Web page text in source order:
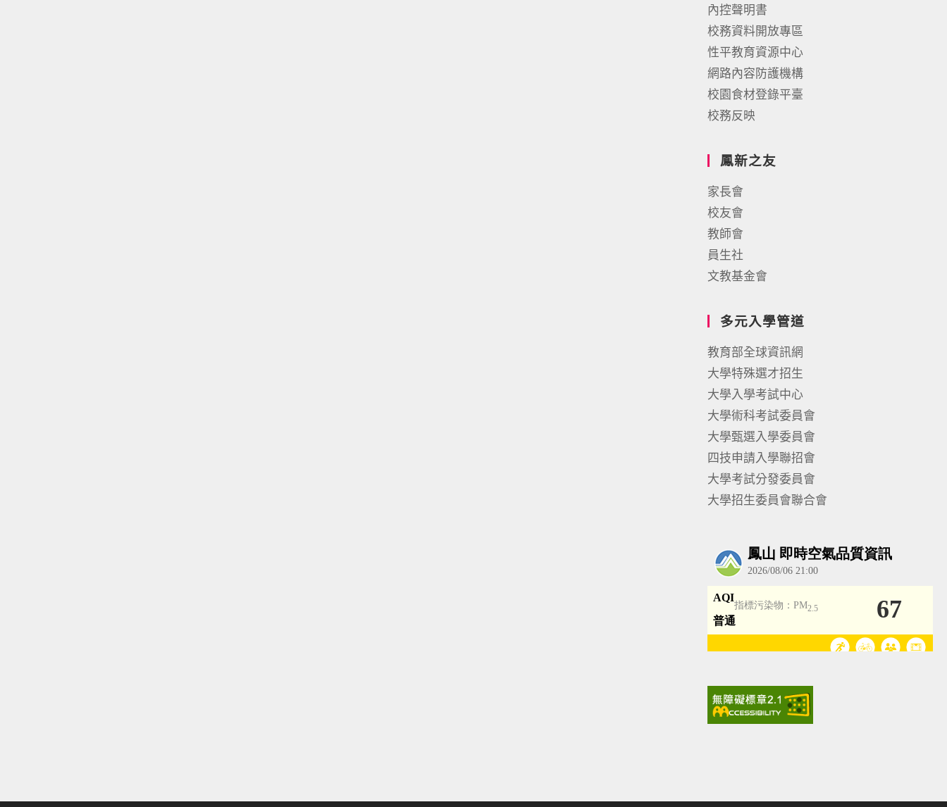
內控聲明書
校務資料開放專區
性平教育資源中心
網路內容防護機構
校園食材登錄平臺
校務反映
鳳新之友
家長會
校友會
教師會
員生社
文教基金會
多元入學管道
教育部全球資訊網
大學特殊選才招生
大學入學考試中心
大學術科考試委員會
大學甄選入學委員會
四技申請入學聯招會
大學考試分發委員會
大學招生委員會聯合會